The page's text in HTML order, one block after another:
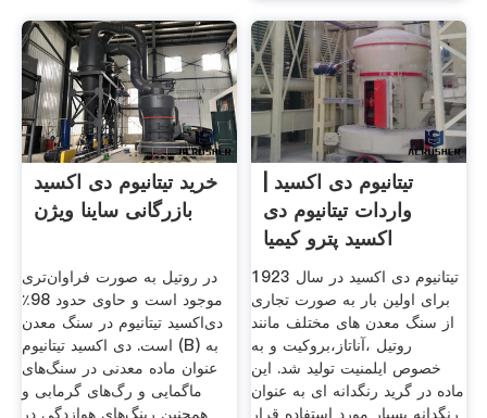
خرید تیتانیوم دی ‌اکسید
بازرگانی ساینا ویژن
در روتیل به صورت فراوان‌تری
موجود است و حاوی حدود 98٪
دی‌اکسید تیتانیوم در سنگ معدن
است. دی اکسید تیتانیوم (B) به
عنوان ماده معدنی در سنگ‌های
ماگمایی و رگ‌های گرمابی و
همچنین رینگ‌های هوازدگی در
تیتانیوم دی اکسید |
واردات تیتانیوم دی
اکسید پترو کیمیا
تیتانیوم دی اکسید در سال 1923
برای اولین بار به صورت تجاری
از سنگ معدن های مختلف مانند
روتیل ،آناتاز،بروکیت و به
خصوص ایلمنیت تولید شد. این
ماده در گرید رنگدانه ای به عنوان
رنگدانه بسیار مورد استفاده قرار